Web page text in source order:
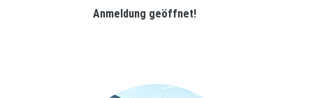
Anmeldung geöffnet!